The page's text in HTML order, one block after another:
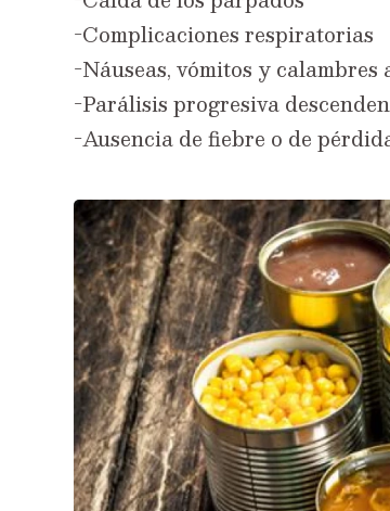
-Complicaciones respiratorias
-Náuseas, vómitos y calambres
-Parálisis progresiva
-Ausencia de fiebre o de